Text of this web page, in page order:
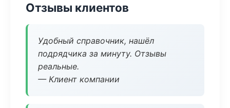
Отзывы клиентов
Удобный справочник, нашёл
подрядчика за минуту. Отзывы
реальные.
— Клиент компании